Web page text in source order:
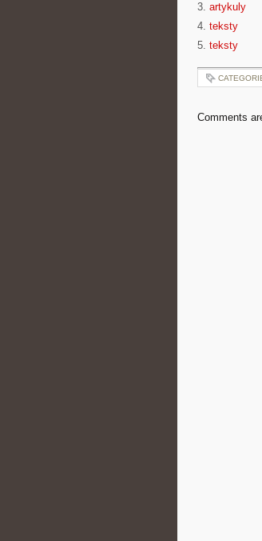
3. artykuly
4. teksty
5. teksty
Comments